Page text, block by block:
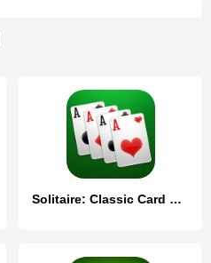
Solitaire: Classic Card Games